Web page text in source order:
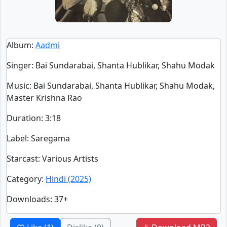
Album: Aadmi
Singer: Bai Sundarabai, Shanta Hublikar, Shahu Modak
Music: Bai Sundarabai, Shanta Hublikar, Shahu Modak,
Master Krishna Rao
Duration: 3:18
Label: Saregama
Starcast: Various Artists
Category: Hindi (2025)
Downloads: 37+